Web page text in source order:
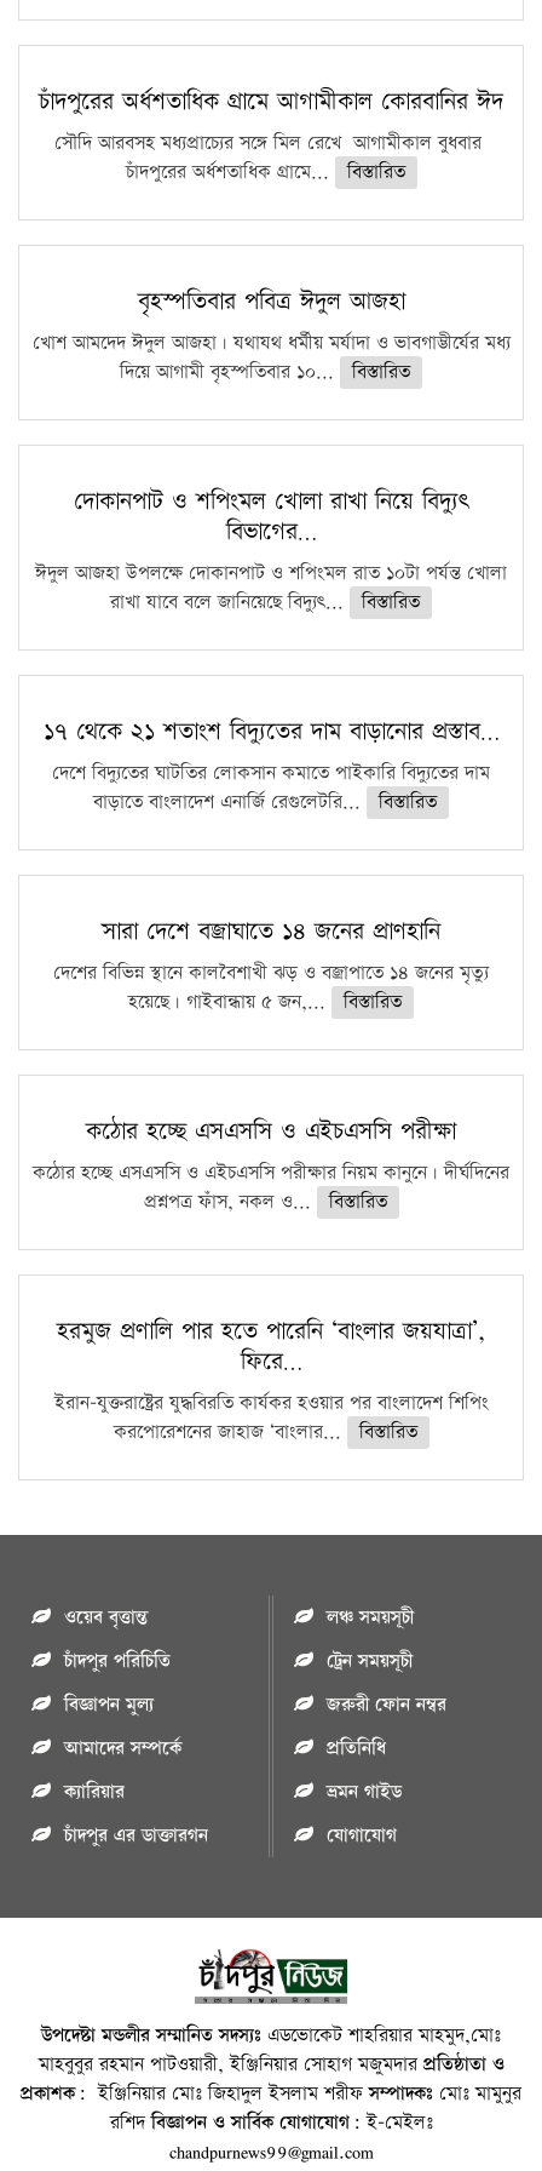
চাঁদপুরের অর্ধশতাধিক গ্রামে আগামীকাল কোরবানির ঈদ
সৌদি আরবসহ মধ্যপ্রাচ্যের সঙ্গে মিল রেখে আগামীকাল বুধবার
চাঁদপুরের অর্ধশতাধিক গ্রামে...
বিস্তারিত
বৃহস্পতিবার পবিত্র ঈদুল আজহা
খোশ আমদেদ ঈদুল আজহা। যথাযথ ধর্মীয় মর্যাদা ও ভাবগাম্ভীর্যের মধ্য
দিয়ে আগামী বৃহস্পতিবার ১০...
বিস্তারিত
দোকানপাট ও শপিংমল খোলা রাখা নিয়ে বিদ্যুৎ
বিভাগের…
ঈদুল আজহা উপলক্ষে দোকানপাট ও শপিংমল রাত ১০টা পর্যন্ত খোলা
রাখা যাবে বলে জানিয়েছে বিদ্যুৎ...
বিস্তারিত
১৭ থেকে ২১ শতাংশ বিদ্যুতের দাম বাড়ানোর প্রস্তাব…
দেশে বিদ্যুতের ঘাটতির লোকসান কমাতে পাইকারি বিদ্যুতের দাম
বাড়াতে বাংলাদেশ এনার্জি রেগুলেটরি...
বিস্তারিত
সারা দেশে বজ্রাঘাতে ১৪ জনের প্রাণহানি
দেশের বিভিন্ন স্থানে কালবৈশাখী ঝড় ও বজ্রাপাতে ১৪ জনের মৃত্যু
হয়েছে। গাইবান্ধায় ৫ জন,...
বিস্তারিত
কঠোর হচ্ছে এসএসসি ও এইচএসসি পরীক্ষা
কঠোর হচ্ছে এসএসসি ও এইচএসসি পরীক্ষার নিয়ম কানুনে। দীর্ঘদিনের
প্রশ্নপত্র ফাঁস, নকল ও...
বিস্তারিত
হরমুজ প্রণালি পার হতে পারেনি ‘বাংলার জয়যাত্রা’,
ফিরে…
ইরান-যুক্তরাষ্ট্রের যুদ্ধবিরতি কার্যকর হওয়ার পর বাংলাদেশ শিপিং
করপোরেশনের জাহাজ ‘বাংলার...
বিস্তারিত
ওয়েব বৃত্তান্ত
চাঁদপুর পরিচিতি
বিজ্ঞাপন মুল্য
আমাদের সম্পর্কে
ক্যারিয়ার
চাঁদপুর এর ডাক্তারগন
লঞ্চ সময়সূচী
ট্রেন সময়সূচী
জরুরী ফোন নম্বর
প্রতিনিধি
ভ্রমন গাইড
যোগাযোগ
উপদেষ্টা মন্ডলীর সম্মানিত সদস্যঃ এডভোকেট শাহরিয়ার মাহমুদ,মোঃ
মাহবুবুর রহমান পাটওয়ারী, ইঞ্জিনিয়ার সোহাগ মজুমদারপ্রতিষ্ঠাতা ও
প্রকাশক: ইঞ্জিনিয়ার মোঃ জিহাদুল ইসলাম শরীফসম্পাদকঃ মোঃ মামুনুর
রশিদবিজ্ঞাপন ও সার্বিক যোগাযোগ: ই-মেইলঃ
chandpurnews99@gmail.com